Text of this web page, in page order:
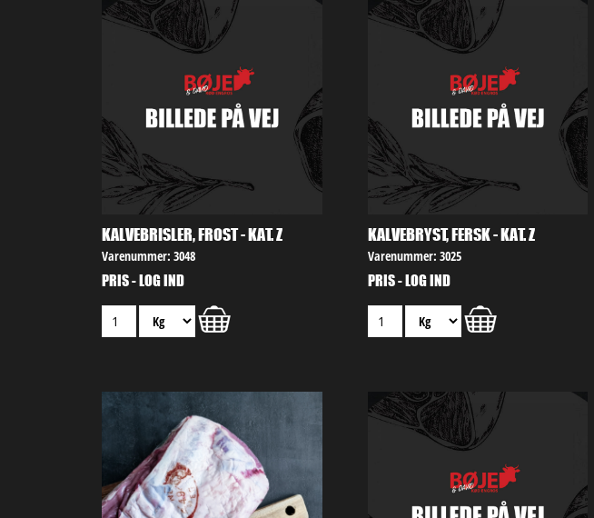
KALVEBRISLER, FROST - KAT. Z
Varenummer: 3048
PRIS - LOG IND
KALVEBRYST, FERSK - KAT. Z
Varenummer: 3025
PRIS - LOG IND